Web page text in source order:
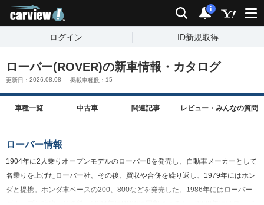
検索 通知
i
ログイン ID新規取得
ローバー(ROVER)の新車情報・カタログ
更新日： 2026.08.08 掲載車種数： 15
車種一覧 中古車 関連記事 レビュー・みんなの質問
ローバー情報
1904年に2人乗りオープンモデルのローバー8を発売し、自動車メーカーとして
名乗りを上げたローバー社。その後、買収や合併を繰り返し、1979年にはホン
ダと提携。ホンダ車ベースの200、800などを発売した。1986年にはローバー